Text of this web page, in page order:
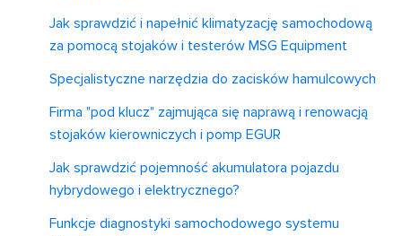
Jak sprawdzić i napełnić klimatyzację samochodową
za pomocą stojaków i testerów MSG Equipment
Specjalistyczne narzędzia do zacisków hamulcowych
Firma "pod klucz" zajmująca się naprawą i renowacją
stojaków kierowniczych i pomp EGUR
Jak sprawdzić pojemność akumulatora pojazdu
hybrydowego i elektrycznego?
Funkcje diagnostyki samochodowego systemu